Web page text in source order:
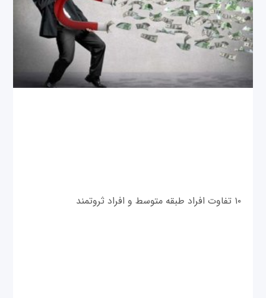
۱۰ تفاوت افراد طبقه متوسط و افراد ثروتمند